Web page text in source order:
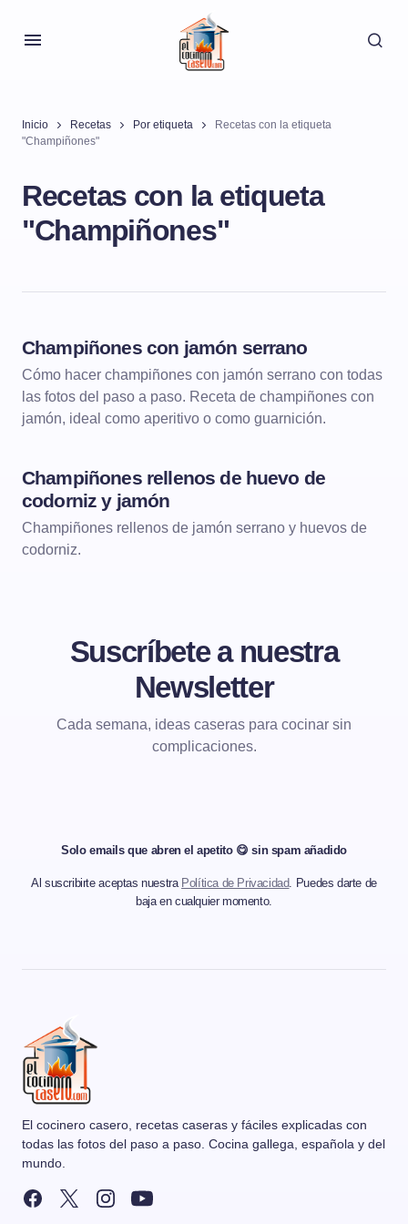
Inicio Recetas Por etiqueta
Recetas con la etiqueta
"Champiñones"
Recetas con la etiqueta
"Champiñones"
Champiñones con jamón serrano
Cómo hacer champiñones con jamón serrano con todas
las fotos del paso a paso. Receta de champiñones con
jamón, ideal como aperitivo o como guarnición.
ENTRANTES
Champiñones rellenos de huevo de
codorniz y jamón
Champiñones rellenos de jamón serrano y huevos de
codorniz.
Suscríbete a nuestra
Newsletter
Cada semana, ideas caseras para cocinar sin
complicaciones.
Solo emails que abren el apetito 😋 sin spam añadido
Al suscribirte aceptas nuestra Política de Privacidad. Puedes darte de
baja en cualquier momento.
El cocinero casero, recetas caseras y fáciles explicadas con
todas las fotos del paso a paso. Cocina gallega, española y del
mundo.